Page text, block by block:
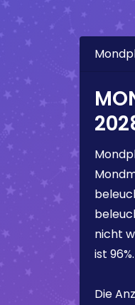
nicht
ist 96%.
Die